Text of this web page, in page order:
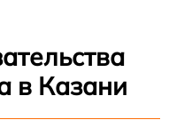
в Казани